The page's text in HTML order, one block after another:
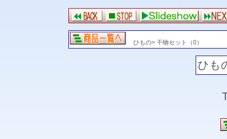
ひもの> 干物セット（0）
ひも